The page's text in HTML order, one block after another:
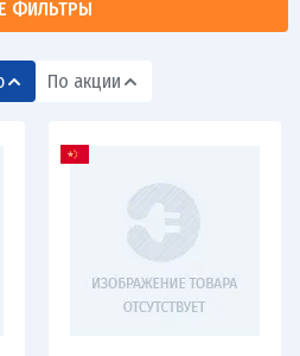
ФИЛЬТРЫ
По акции